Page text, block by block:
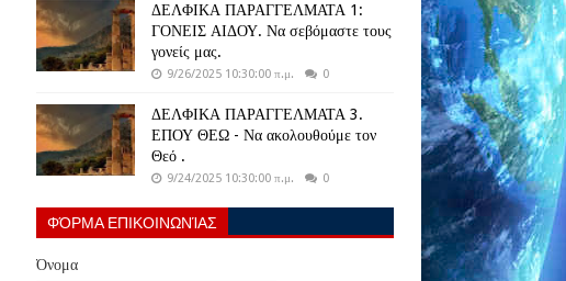
ΔΕΛΦΙΚΑ ΠΑΡΑΓΓΕΛΜΑΤΑ 1:
ΓΟΝΕΙΣ ΑΙΔΟΥ. Να σεβόμαστε τους
γονείς μας.
9/26/2025 10:30:00 π.μ. 0
ΔΕΛΦΙΚΑ ΠΑΡΑΓΓΕΛΜΑΤΑ 3.
ΕΠΟΥ ΘΕΩ - Να ακολουθούμε τον
Θεό .
9/24/2025 10:30:00 π.μ. 0
ΦΌΡΜΑ ΕΠΙΚΟΙΝΩΝΊΑΣ
Όνομα